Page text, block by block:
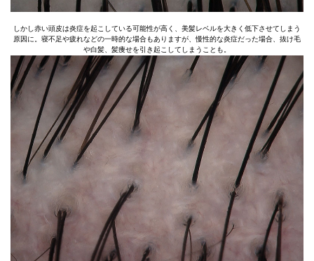
しかし赤い頭皮は炎症を起こしている可能性が高く、美髪レベルを大きく低下させてしまう
原因に。寝不足や疲れなどの一時的な場合もありますが、慢性的な炎症だった場合、抜け毛
や白髪、髪痩せを引き起こしてしまうことも。